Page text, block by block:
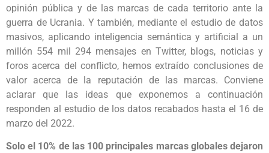
opinión pública y de las marcas de cada territorio ante la
guerra de Ucrania. Y también, mediante el estudio de datos
masivos, aplicando inteligencia semántica y artificial a un
millón 554 mil 294 mensajes en Twitter, blogs, noticias y
foros acerca del conflicto, hemos extraído conclusiones de
valor acerca de la reputación de las marcas. Conviene
aclarar que las ideas que exponemos a continuación
responden al estudio de los datos recabados hasta el 16 de
marzo del 2022.
Solo el 10% de las 100 principales marcas globales dejaron